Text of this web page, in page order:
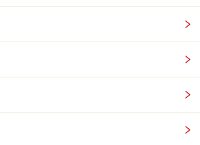
部に溶着剤を流し込み、接合部を
温めます。その後、本当にしっか
か引っ張ってみましたが、かなり
印象です（さすがに思い切り引っ
したが……）。また、PITWORKの
っており、反対側の溝に食い込み